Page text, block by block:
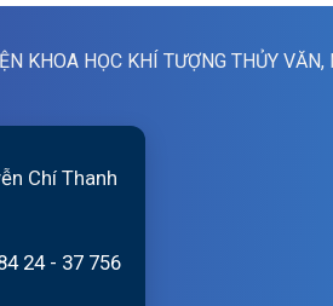
KHOA HỌC KHÍ TƯỢNG THỦY VĂN,
Chí Thanh
24 - 37 756